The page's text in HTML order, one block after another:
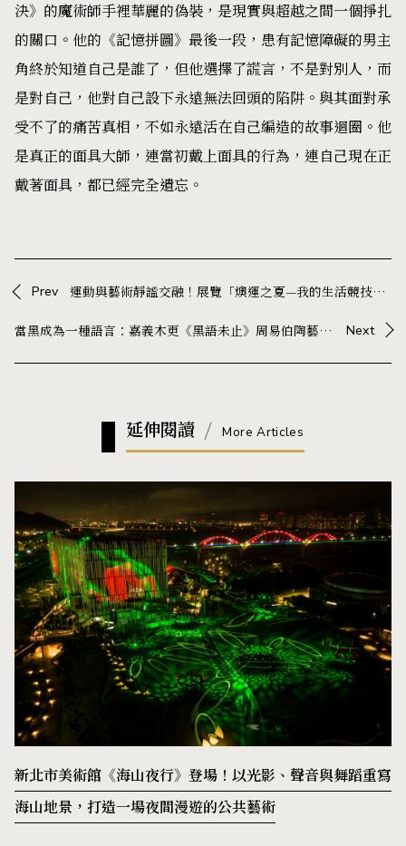
決》的魔術師手裡華麗的偽裝，是現實與超越之間一個掙扎
的關口。他的《記憶拼圖》最後一段，患有記憶障礙的男主
角終於知道自己是誰了，但他選擇了謊言，不是對別人，而
是對自己，他對自己設下永遠無法回頭的陷阱。與其面對承
受不了的痛苦真相，不如永遠活在自己編造的故事迴圈。他
是真正的面具大師，連當初戴上面具的行為，連自己現在正
戴著面具，都已經完全遺忘。
Prev 運動與藝術靜謐交融！展覽「燠運之夏—我的生活競技場」暑期快閃登場NOKE忠泰樂生活
當黑成為一種語言：嘉義木更《黑語未止》周易伯陶藝展，在器物中展開與生活的對話 Next
延伸閱讀 More Articles
新北市美術館《海山夜行》登場！以光影、聲音與舞蹈重寫
海山地景，打造一場夜間漫遊的公共藝術